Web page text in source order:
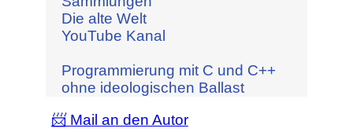
Die alte Welt
YouTube Kanal
Programmierung mit C und C++
ohne ideologischen Ballast
📨 Mail an den Autor